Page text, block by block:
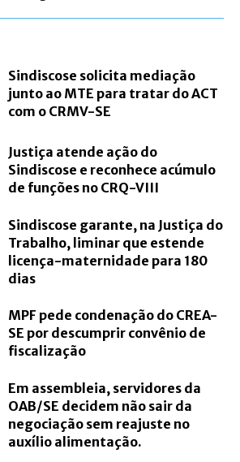
Sindiscose solicita mediação
junto ao MTE para tratar do ACT
com o CRMV-SE
Justiça atende ação do
Sindiscose e reconhece acúmulo
de funções no CRQ-VIII
Sindiscose garante, na Justiça do
Trabalho, liminar que estende
licença-maternidade para 180
dias
MPF pede condenação do CREA-
SE por descumprir convênio de
fiscalização
Em assembleia, servidores da
OAB/SE decidem não sair da
negociação sem reajuste no
auxílio alimentação.